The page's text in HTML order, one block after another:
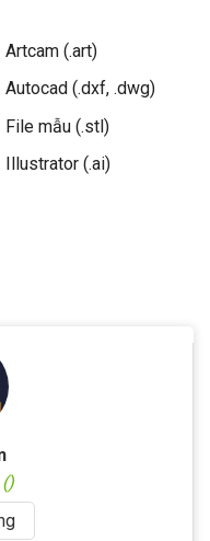
Artcam (.art)
Autocad (.dxf, .dwg)
File mẫu (.stl)
Illustrator (.ai)
()